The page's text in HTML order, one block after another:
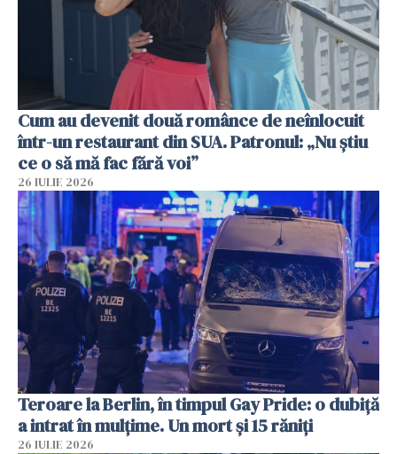
Cum au devenit două românce de neînlocuit
într-un restaurant din SUA. Patronul: „Nu știu
ce o să mă fac fără voi”
26 IULIE 2026
Teroare la Berlin, în timpul Gay Pride: o dubiță
a intrat în mulțime. Un mort și 15 răniți
26 IULIE 2026